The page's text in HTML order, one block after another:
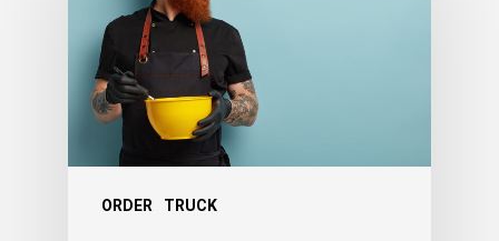
ORDER TRUCK